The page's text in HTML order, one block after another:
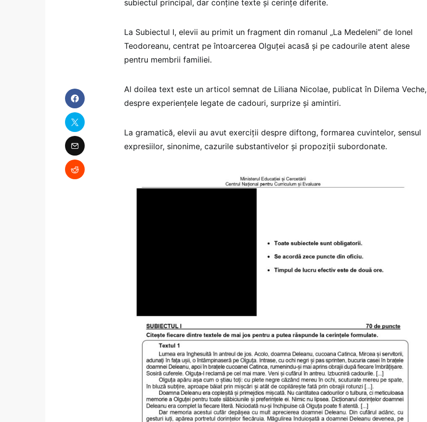
subiectul principal, dar conține texte și cerințe diferite.
La Subiectul I, elevii au primit un fragment din romanul „La Medeleni” de Ionel
Teodoreanu, centrat pe întoarcerea Olguței acasă și pe cadourile atent alese
pentru membrii familiei.
Al doilea text este un articol semnat de Liliana Nicolae, publicat în Dilema Veche,
despre experiențele legate de cadouri, surprize și amintiri.
La gramatică, elevii au avut exerciții despre diftong, formarea cuvintelor, sensul
expresiilor, sinonime, cazurile substantivelor și propoziții subordonate.